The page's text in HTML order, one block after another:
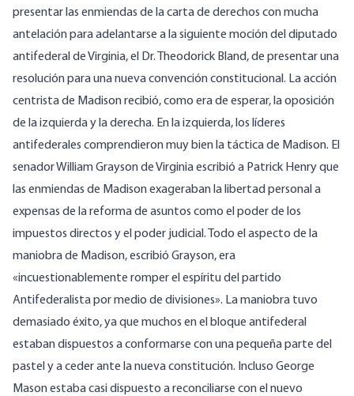
presentar las enmiendas de la carta de derechos con mucha
antelación para adelantarse a la siguiente moción del diputado
antifederal de Virginia, el Dr. Theodorick Bland, de presentar una
resolución para una nueva convención constitucional. La acción
centrista de Madison recibió, como era de esperar, la oposición
de la izquierda y la derecha. En la izquierda, los líderes
antifederales comprendieron muy bien la táctica de Madison. El
senador William Grayson de Virginia escribió a Patrick Henry que
las enmiendas de Madison exageraban la libertad personal a
expensas de la reforma de asuntos como el poder de los
impuestos directos y el poder judicial. Todo el aspecto de la
maniobra de Madison, escribió Grayson, era
«incuestionablemente romper el espíritu del partido
Antifederalista por medio de divisiones». La maniobra tuvo
demasiado éxito, ya que muchos en el bloque antifederal
estaban dispuestos a conformarse con una pequeña parte del
pastel y a ceder ante la nueva constitución. Incluso George
Mason estaba casi dispuesto a reconciliarse con el nuevo